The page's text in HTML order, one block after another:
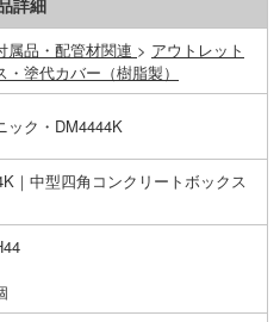
詳細
属品・配管材関連 > アウトレット
・塗代カバー（樹脂製）
ック・DM4444K
｜中型四角コンクリートボックス